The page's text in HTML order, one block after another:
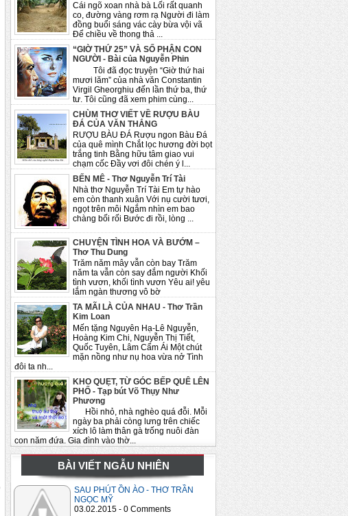
Cái ngõ xoan nhà bà Lối rất quanh
co, đường vàng rơm rạ Người đi làm
đồng buổi sáng vác cày bừa vội vã
Để chiều về thong thả ...
“GIỜ THỨ 25” VÀ SỐ PHẬN CON
NGƯỜI - Bài của Nguyễn Phin
Tôi đã đọc truyện “Giờ thứ hai
mươi lăm” của nhà văn Constantin
Virgil Gheorghiu đến lần thứ ba, thứ
tư. Tôi cũng đã xem phim cùng...
CHÙM THƠ VIẾT VỀ RƯỢU BÀU
ĐÁ CỦA VĂN THẮNG
RƯỢU BÀU ĐÁ Rượu ngon Bàu Đá
của quê mình Chắt lọc hương đời bọt
trắng tinh Bằng hữu tâm giao vui
chạm cốc Đầy vơi đôi chén ý l...
BẾN MÊ - Thơ Nguyễn Trí Tài
Nhà thơ Nguyễn Trí Tài Em tự hào
em còn thanh xuân Với nụ cười tươi,
ngọt trên môi Ngắm nhìn em bao
chàng bối rối Bước đi rồi, lòng ...
CHUYỆN TÌNH HOA VÀ BƯỚM –
Thơ Thu Dung
Trăm năm mây vẫn còn bay Trăm
năm ta vẫn còn say đắm người Khối
tình vươn, khối tình vươn Yêu ai! yêu
lắm ngàn thương vô bờ
TA MÃI LÀ CỦA NHAU - Thơ Trần
Kim Loan
Mến tặng Nguyên Hạ-Lê Nguyễn,
Hoàng Kim Chi, Nguyễn Thị Tiết,
Quốc Tuyên, Lâm Cẩm Ái Một chút
mặn nồng như nụ hoa vừa nở Tình
đôi ta nh...
KHO QUẸT, TỪ GÓC BẾP QUÊ LÊN
PHỐ - Tạp bút Võ Thụy Như
Phương
Hồi nhỏ, nhà nghèo quá đỗi. Mỗi
ngày ba phải còng lưng trên chiếc
xích lô làm thân gà trống nuôi đàn
con năm đứa. Gia đình vào thờ...
BÀI VIẾT NGẪU NHIÊN
SAU PHÚT ỒN ÀO - THƠ TRẦN
NGỌC MỸ
03.02.2015 - 0 Comments